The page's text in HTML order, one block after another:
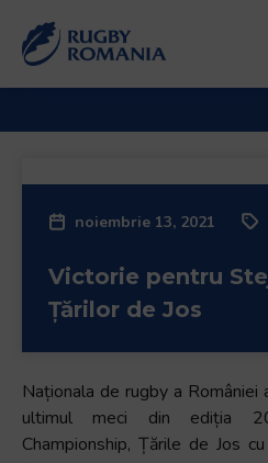
noiembrie 13, 2021
Victorie pentru
Țărilor de Jos
Naționala de rugby a României
ultimul meci din ediția
Championship, Țările de Jos